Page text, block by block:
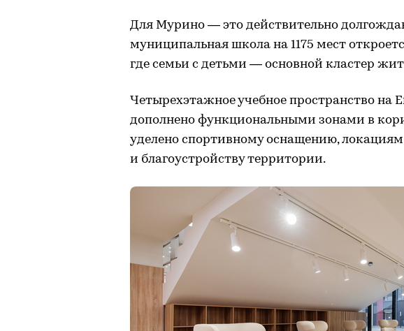
Для Мурино — это действительно
муниципальная школа на 1175 мест
где семьи с детьми — основной кластер
Четырехэтажное учебное пространство на
дополнено функциональными зонами в
уделено спортивному оснащению,
и благоустройству территории.